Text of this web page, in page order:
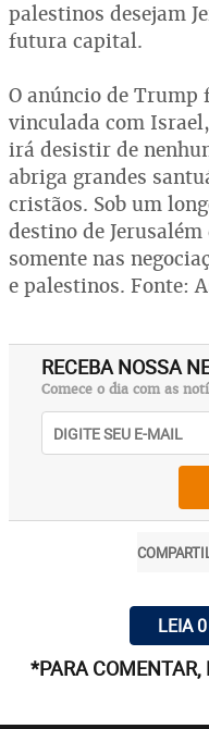
palestinos desejam
futura capital.
O anúncio de Trump
vinculada com
irá desistir de
abriga grandes
cristãos. Sob um
destino de
somente nas
e palestinos. Fonte:
RECEBA NOSSA
Comece o dia com as
LEIA
*PARA COMENTAR,